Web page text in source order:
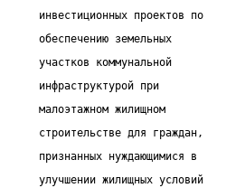
      инвестиционных проектов по
      обеспечению земельных
      участков коммунальной
      инфраструктурой при
      малоэтажном жилищном
      строительстве для граждан,
      признанных нуждающимися в
      улучшении жилищных условий